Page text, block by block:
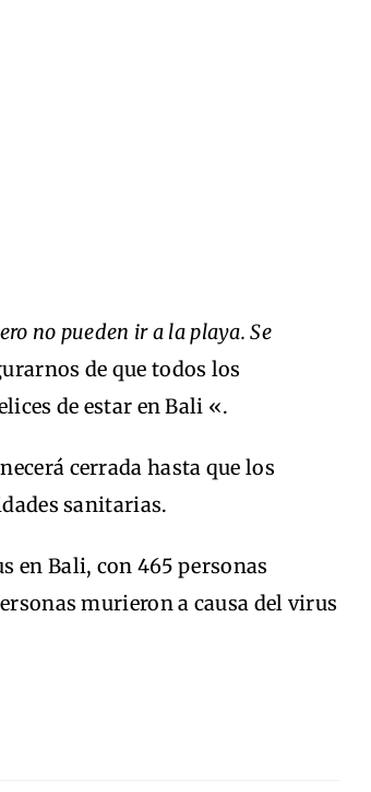
no pueden ir a la playa. Se
de que todos los
de estar en Bali «.
cerrada hasta que los
sanitarias.
en Bali, con 465 personas
murieron a causa del virus